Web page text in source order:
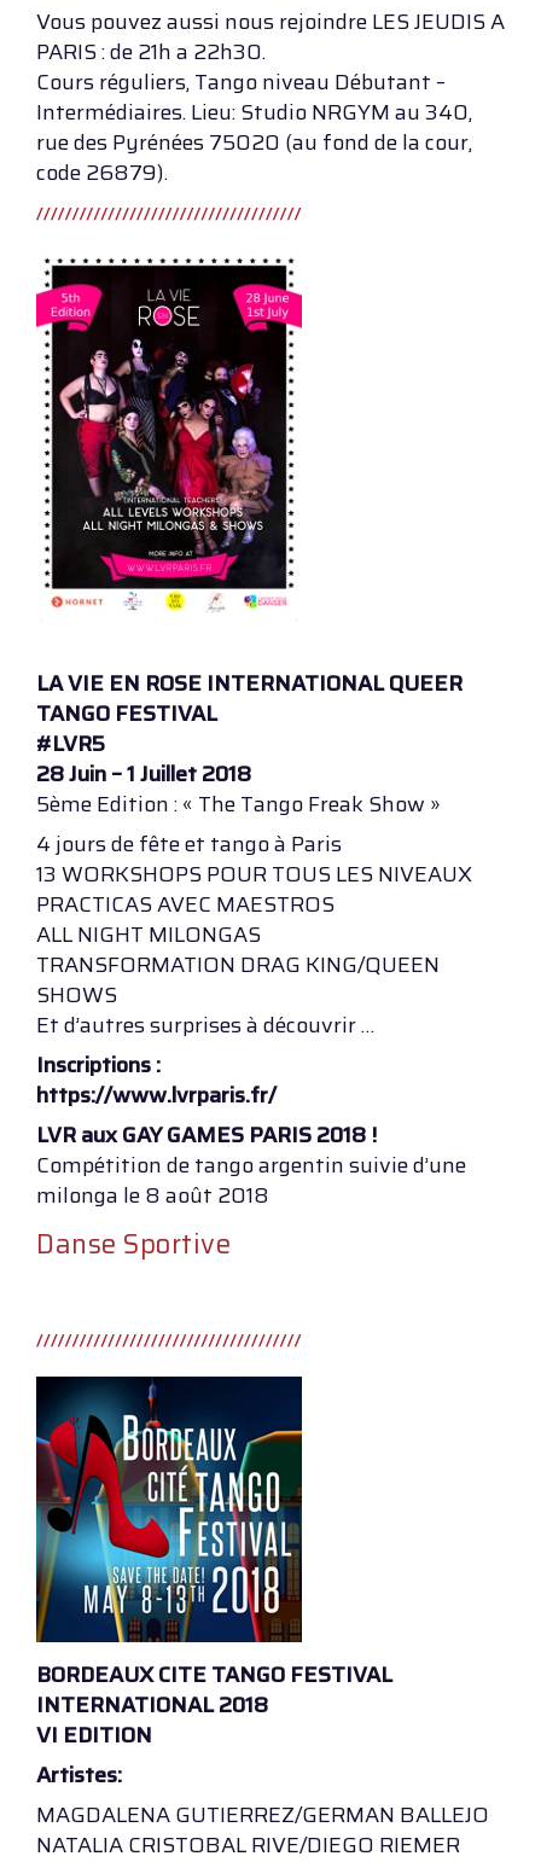
Vous pouvez aussi nous rejoindre LES JEUDIS A
PARIS : de 21h a 22h30.
Cours réguliers, Tango niveau Débutant –
Intermédiaires. Lieu: Studio NRGYM au 340,
rue des Pyrénées 75020 (au fond de la cour,
code 26879).
LA VIE EN ROSE INTERNATIONAL QUEER
TANGO FESTIVAL
#LVR5
28 Juin – 1 Juillet 2018
5ème Edition : « The Tango Freak Show »
4 jours de fête et tango à Paris
13 WORKSHOPS POUR TOUS LES NIVEAUX
PRACTICAS AVEC MAESTROS
ALL NIGHT MILONGAS
TRANSFORMATION DRAG KING/QUEEN
SHOWS
Et d’autres surprises à découvrir …
Inscriptions :
https://www.lvrparis.fr/
LVR aux GAY GAMES PARIS 2018 !
Compétition de tango argentin suivie d’une
milonga le 8 août 2018
Danse Sportive
BORDEAUX CITE TANGO FESTIVAL
INTERNATIONAL 2018
VI EDITION
Artistes:
MAGDALENA GUTIERREZ/GERMAN BALLEJO
NATALIA CRISTOBAL RIVE/DIEGO RIEMER